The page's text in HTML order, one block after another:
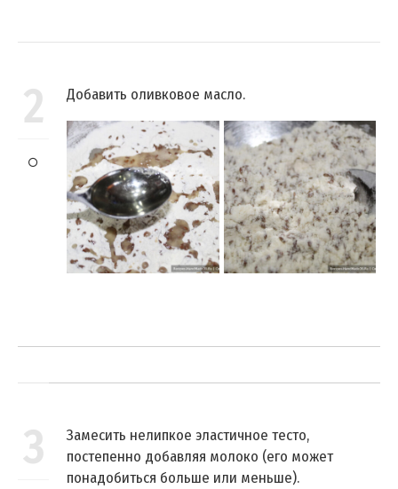
2 Добавить оливковое масло.
3
Замесить нелипкое эластичное тесто,
постепенно добавляя молоко (его может
понадобиться больше или меньше).